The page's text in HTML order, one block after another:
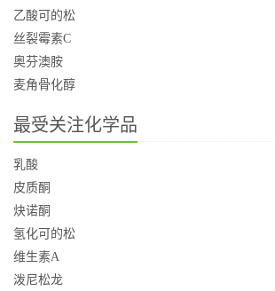
乙酸可的松
丝裂霉素C
奥芬澳胺
麦角骨化醇
最受关注化学品
乳酸
皮质酮
炔诺酮
氢化可的松
维生素A
泼尼松龙